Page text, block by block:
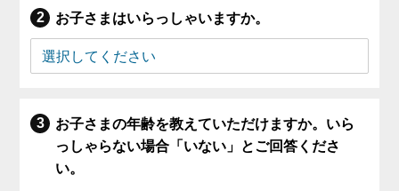
お子さまはいらっしゃいますか。
お子さまの年齢を教えていただけますか。いら
っしゃらない場合「いない」とご回答くださ
い。